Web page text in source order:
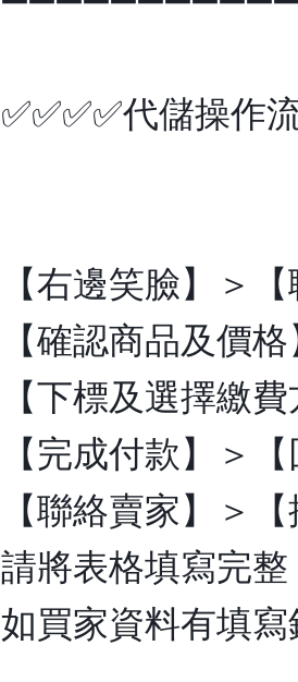
✅✅✅✅代儲操作
【右邊笑臉】＞
【確認商品及價
【下標及選擇繳
【完成付款】＞
【聯絡賣家】＞
請將表格填寫完
如買家資料有填